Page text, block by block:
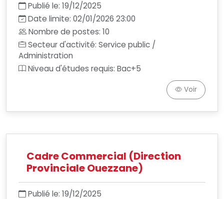
Publié le: 19/12/2025
Date limite: 02/01/2026 23:00
Nombre de postes: 10
Secteur d'activité: Service public /
Administration
Niveau d'études requis: Bac+5
Voir
Cadre Commercial (Direction
Provinciale Ouezzane)
Publié le: 19/12/2025